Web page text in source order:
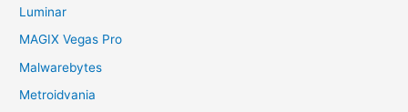
Luminar
MAGIX Vegas Pro
Malwarebytes
Metroidvania